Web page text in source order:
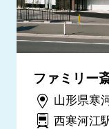
ファミリー
山形県寒
西寒河江